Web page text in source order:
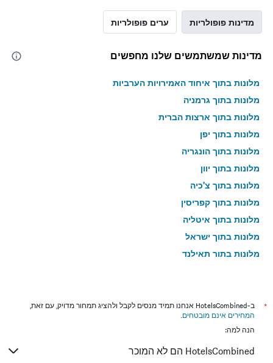
מדינות פופולריות ערים פופולריות
מדינות שמשתמשים שלנו מחפשים
מלונות בתוך איחוד האמירויות הערביות
מלונות בתוך גרמניה
מלונות בתוך ארצות הברית
מלונות בתוך יפן
מלונות בתוך הונגריה
מלונות בתוך יוון
מלונות בתוך צ'כיה
מלונות בתוך קפריסין
מלונות בתוך איטליה
מלונות בתוך ישראל
מלונות בתוך תאילנד
*
ב-HotelsCombined אנחנו תמיד מנסים לקבל ולהציג תמחור מדויק, עם זאת,
המחירים אינם מובטחים.
הנה למה:
HotelsCombined הם לא המוכר